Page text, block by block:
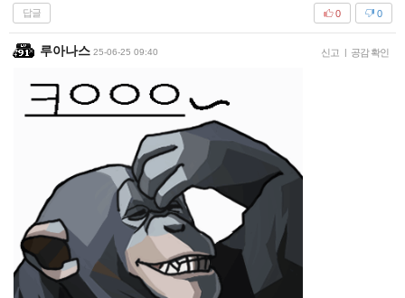
답글 0
0
루아나스 25-06-25 09:40 신고 | 공감 확인